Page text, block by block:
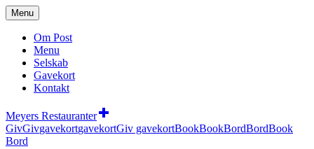
Menu
Om Post
Menu
Selskab
Gavekort
Kontakt
Meyers Restauranter
GivGivgavekortgavekortGiv gavekortBookBookBordBordBook
Bord